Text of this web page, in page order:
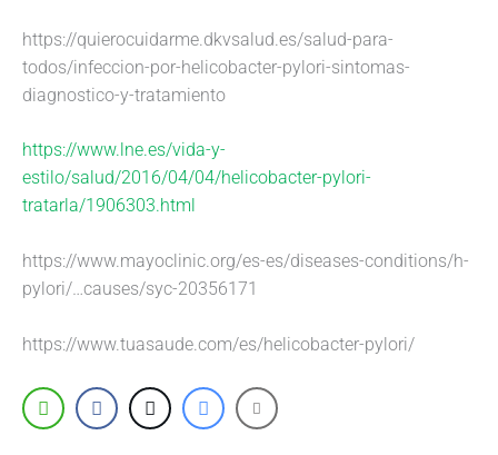
https://quierocuidarme.dkvsalud.es/salud-para-
todos/infeccion-por-helicobacter-pylori-sintomas-
diagnostico-y-tratamiento
https://www.lne.es/vida-y-
estilo/salud/2016/04/04/helicobacter-pylori-
tratarla/1906303.html
https://www.mayoclinic.org/es-es/diseases-conditions/h-
pylori/…causes/syc-20356171
https://www.tuasaude.com/es/helicobacter-pylori/